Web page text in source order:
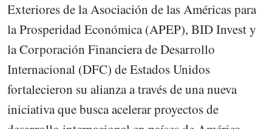
Exteriores de la Asociación de las Américas para
la Prosperidad Económica (APEP), BID Invest y
la Corporación Financiera de Desarrollo
Internacional (DFC) de Estados Unidos
fortalecieron su alianza a través de una nueva
iniciativa que busca acelerar proyectos de